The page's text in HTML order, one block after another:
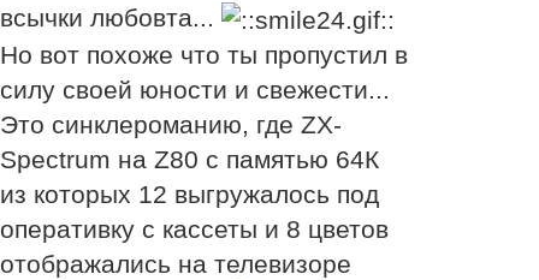
всычки любовта...
Но вот похоже что ты пропустил в
силу своей юности и свежести...
Это синклероманию, где ZX-
Spectrum на Z80 с памятью 64К
из которых 12 выгружалось под
оперативку с кассеты и 8 цветов
отображались на телевизоре